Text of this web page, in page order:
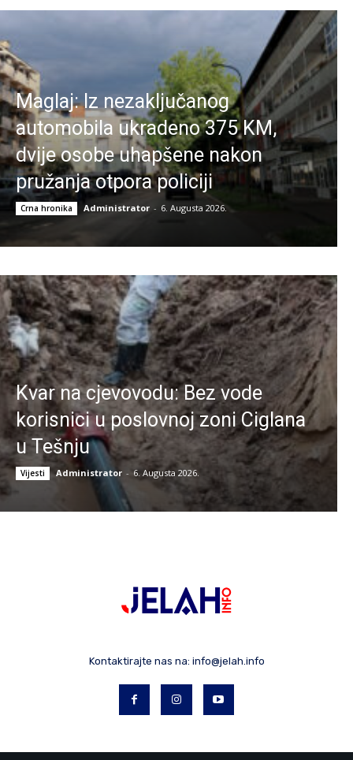
Maglaj: Iz nezaključanog
automobila ukradeno 375 KM,
dvije osobe uhapšene nakon
pružanja otpora policiji
Crna hronika Administrator - 6. Augusta 2026.
Kvar na cjevovodu: Bez vode
korisnici u poslovnoj zoni Ciglana
u Tešnju
Vijesti Administrator - 6. Augusta 2026.
Kontaktirajte nas na: info@jelah.info